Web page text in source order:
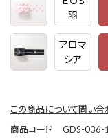
羽
アロマ
シア
この商品について問い合
商品コード
GDS-036-1